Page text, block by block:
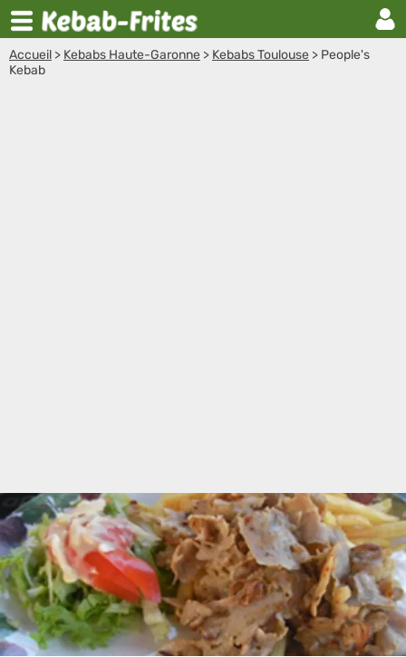
Accueil > Kebabs Haute-Garonne > Kebabs Toulouse > People's
Kebab